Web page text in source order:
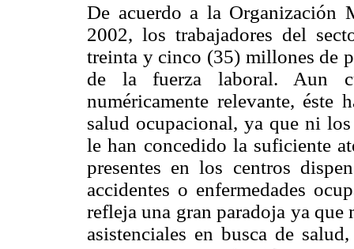
De acuerdo a la Organización
2002, los trabajadores del
treinta y cinco (35) millones de
de la fuerza laboral. Aun
numéricamente relevante, éste
salud ocupacional, ya que ni
le han concedido la suficiente
presentes en los centros
accidentes o enfermedades
refleja una gran paradoja ya que
asistenciales en busca de